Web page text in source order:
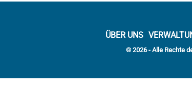
ÜBER UNS
© 2026 - Alle Rechte